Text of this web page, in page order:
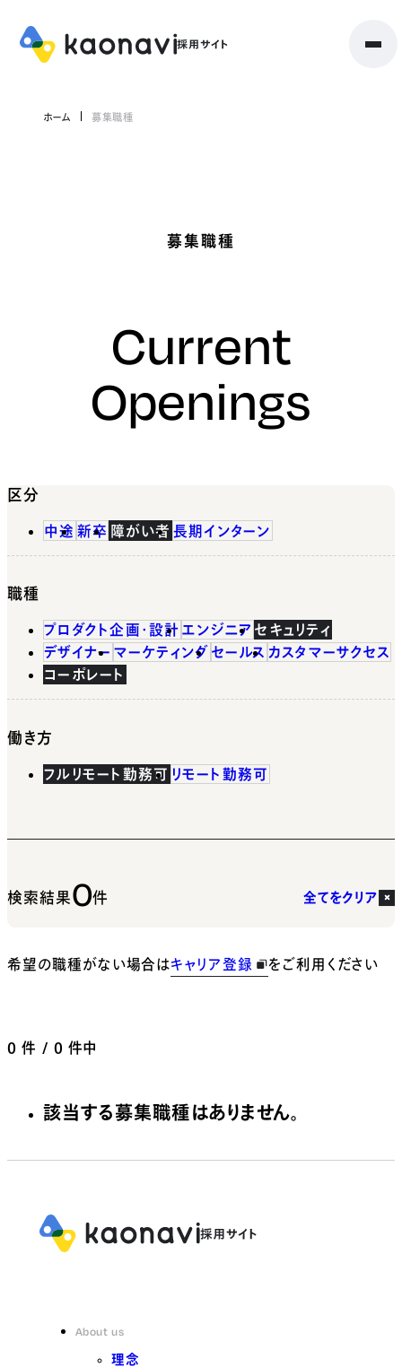
ホーム 募集職種
募集職種
Current
Openings
区分
中途 新卒 障がい者 長期インターン
職種
プロダクト企画・設計 エンジニア セキュリティ
デザイナー マーケティング セールス カスタマーサクセス
コーポレート
働き方
フルリモート勤務可 リモート勤務可
検索結果0件 全てをクリア
希望の職種がない場合はキャリア登録 をご利用ください
0 件 / 0 件中
該当する募集職種はありません。
About us
理念